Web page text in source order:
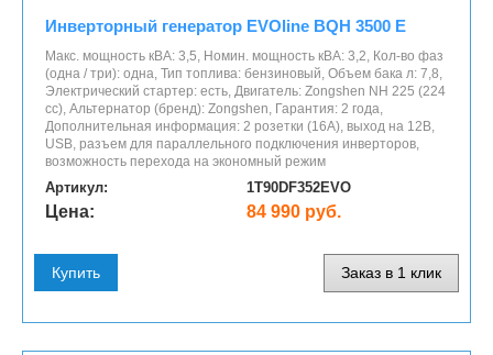
Инверторный генератор EVOline BQH 3500 E
Макс. мощность кВА: 3,5, Номин. мощность кВА: 3,2, Кол-во фаз
(одна / три): одна, Тип топлива: бензиновый, Объем бака л: 7,8,
Электрический стартер: есть, Двигатель: Zongshen NH 225 (224
cc), Альтернатор (бренд): Zongshen, Гарантия: 2 года,
Дополнительная информация: 2 розетки (16A), выход на 12В,
USB, разъем для параллельного подключения инверторов,
возможность перехода на экономный режим
Артикул: 1T90DF352EVO
Цена: 84 990 руб.
Купить Заказ в 1 клик